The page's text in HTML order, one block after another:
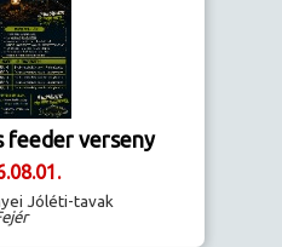
feeder verseny
Jóléti-tavak